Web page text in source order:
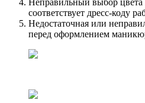
соответствует дресс-коду
Недостаточная или
перед оформлением